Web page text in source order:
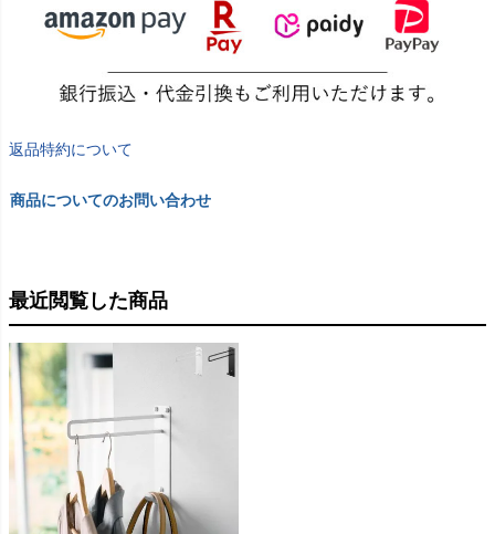
返品特約について
商品についてのお問い合わせ
最近閲覧した商品